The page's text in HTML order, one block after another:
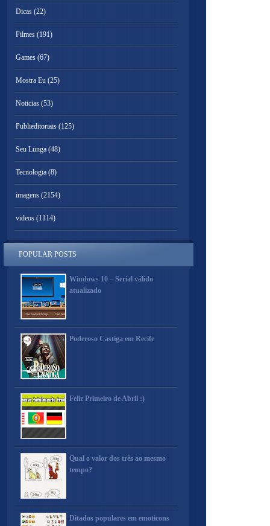
Dicas (22)
Filmes (191)
Games (67)
Mostra Eu (25)
Noticias (53)
Publieditoriais (125)
Seu Lunga (48)
Tecnologia (8)
imagens (2154)
videos (1114)
POPULAR POSTS
Windows 10 – Serial válido
atualizado
Poderoso Castiga em Recife
Feliz Primeiro de Abril :)
Qual o valor dos três ao mesmo
tempo?
Ditados populares em emoticons